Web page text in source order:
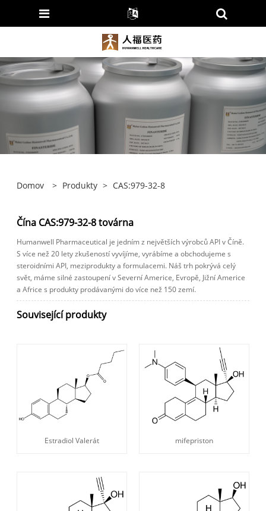
Domov > Produkty > CAS:979-32-8
Čína CAS:979-32-8 továrna
Humanwell Pharmaceutical je jedním z největších výrobců API v Číně.
S více než 20 lety zkušeností vyvíjíme, vyrábíme a obchodujeme s
steroidními API, meziprodukty a formulacemi. Náš trh pokrývá celý
svět, máme silné zastoupení v Severní Americe, Evropě, Jižní Americe
a Africe s produkty prodávanými do více než 150 zemí.
Související produkty
Estradiol Valerát mifepriston